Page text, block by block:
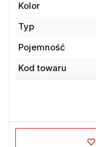
Kolor
Typ
Pojemność
Kod towaru